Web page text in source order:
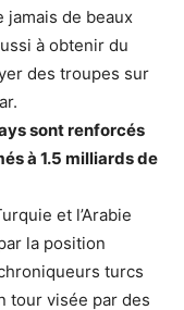
jamais de beaux
à obtenir du
des troupes sur
sont renforcés
à 1.5 milliards de
et l’Arabie
la position
turcs
tour visée par des